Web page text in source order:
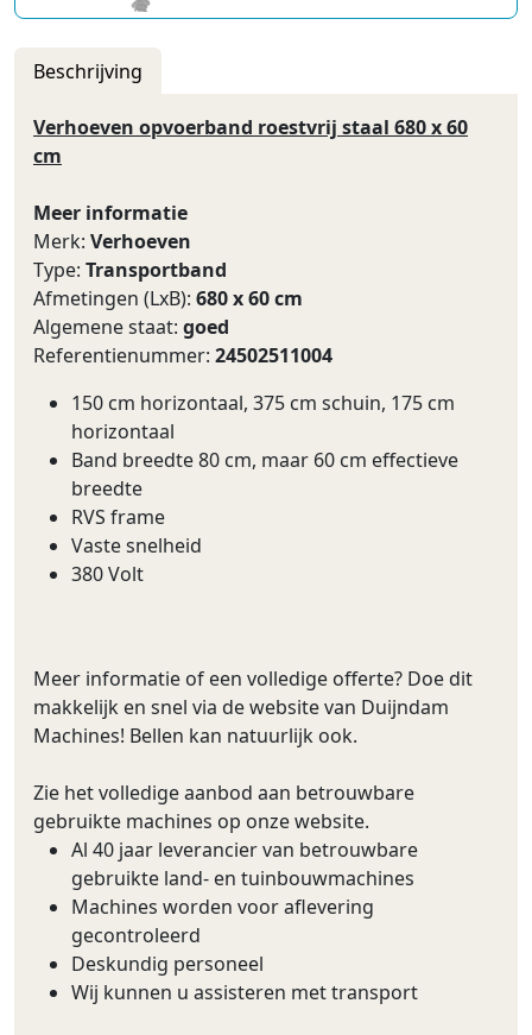
Beschrijving
Verhoeven opvoerband roestvrij staal 680 x 60
cm
Meer informatie
Merk: Verhoeven
Type: Transportband
Afmetingen (LxB): 680 x 60 cm
Algemene staat: goed
Referentienummer: 24502511004
150 cm horizontaal, 375 cm schuin, 175 cm
horizontaal
Band breedte 80 cm, maar 60 cm effectieve
breedte
RVS frame
Vaste snelheid
380 Volt
Meer informatie of een volledige offerte? Doe dit
makkelijk en snel via de website van Duijndam
Machines! Bellen kan natuurlijk ook.
Zie het volledige aanbod aan betrouwbare
gebruikte machines op onze website.
Al 40 jaar leverancier van betrouwbare
gebruikte land- en tuinbouwmachines
Machines worden voor aflevering
gecontroleerd
Deskundig personeel
Wij kunnen u assisteren met transport